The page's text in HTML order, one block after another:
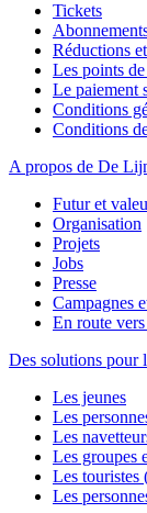
Tickets
Réductions
Les points
Le paiement
Conditions
Conditions
A propos de De
Futur et
Organisation
Projets
Jobs
Presse
Campagnes
En route
Des solutions pour
Les jeunes
Les
Les
Les groupes
Les touristes
Les